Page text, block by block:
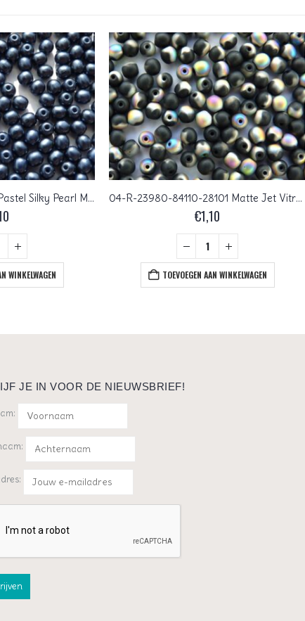
04-R-03000-25042 Pastel Silky Pearl Montana Blue round 4 mm. 60 Pc.
WINKELWAGEN
04-R-23980-84110-28101 Matte Jet Vitrail 120 Pc.
€1,10
TOEVOEGEN AAN WINKELWAGEN
JE IN VOOR DE NIEUWSBRIEF!